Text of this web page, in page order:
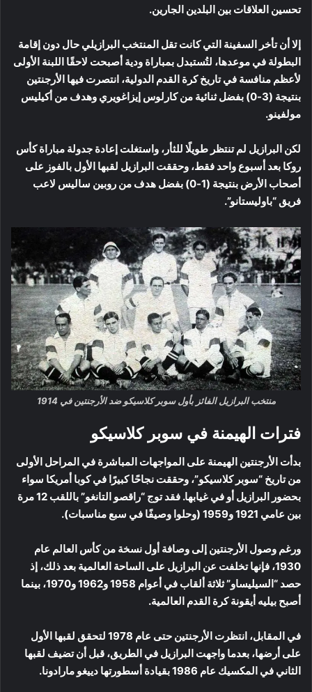
تحسين العلاقات بين البلدين الجارين.
إلا أن تأخر السفينة التي كانت تقل المنتخب البرازيلي حال دون إقامة
البطولة في موعدها، لتُستبدل بمباراة ودية أصبحت لاحقًا اللبنة الأولى
لأعظم منافسة في تاريخ كرة القدم الدولية، انتصرت فيها الأرجنتين
بنتيجة (3-0) بفضل ثنائية من كارلوس إيزاغويري وهدف من أكيليس
مولفينو.
لكن البرازيل لم تنتظر طويلًا للثأر، واستغلت إعادة جدولة مباراة كأس
روكا بعد أسبوع واحد فقط، وحققت البرازيل لقبها الأول بالفوز على
أصحاب الأرض بنتيجة (1-0) بفضل هدف من روبين ساليس لاعب
فريق “باوليستانو”.
منتخب البرازيل الفائز بأول سوبر كلاسيكو ضد الأرجنتين في 1914
فترات الهيمنة في سوبر كلاسيكو
بدأت الأرجنتين الهيمنة على المواجهات المباشرة في المراحل الأولى
من تاريخ “سوبر كلاسيكو”، وحققت نجاحًا كبيرًا في كوبا أمريكا سواء
بحضور البرازيل أو في غيابها. فقد توج “راقصو التانغو” باللقب 12 مرة
بين عامي 1921 و1959 (وحلوا وصيفًا في سبع مناسبات).
ورغم وصول الأرجنتين إلى وصافة أول نسخة من كأس العالم عام
1930، فإنها تخلفت عن البرازيل على الساحة العالمية بعد ذلك، إذ
حصد “السيليساو” ثلاثة ألقاب في أعوام 1958 و1962 و1970، بينما
أصبح بيليه أيقونة كرة القدم العالمية.
في المقابل، انتظرت الأرجنتين حتى عام 1978 لتحقق لقبها الأول
على أرضها، بعدما واجهت البرازيل في الطريق، قبل أن تضيف لقبها
الثاني في المكسيك عام 1986 بقيادة أسطورتها دييغو مارادونا.